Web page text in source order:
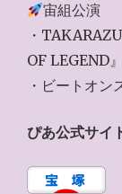
宙組公演
・
OF LEGEND』
・ビートオン
ぴあ公式サイ